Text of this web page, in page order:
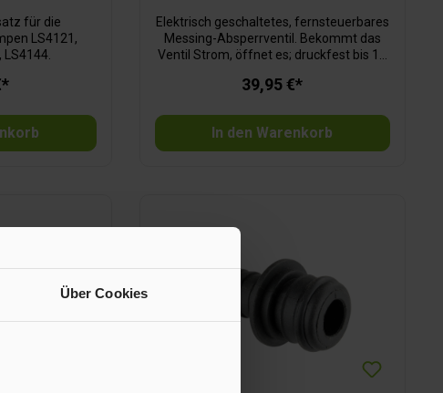
Über Cookies
für die
LS4121,
LS4144.
Elektrisch geschaltetes, fernsteuerbares
Messing-Absperrventil. Bekommt das
Ventil Strom, öffnet es; druckfest bis 10
Anschlusstüllen 10 mm gehören zum
39,95 €*
In den Warenkorb